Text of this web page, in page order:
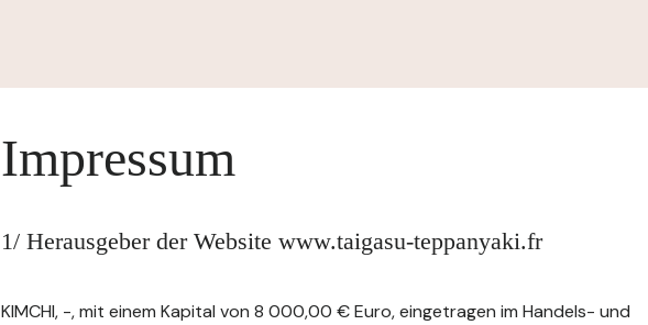
Impressum
1/ Herausgeber der Website www.taigasu-teppanyaki.fr
KIMCHI, -, mit einem Kapital von 8 000,00 € Euro, eingetragen im Handels- und